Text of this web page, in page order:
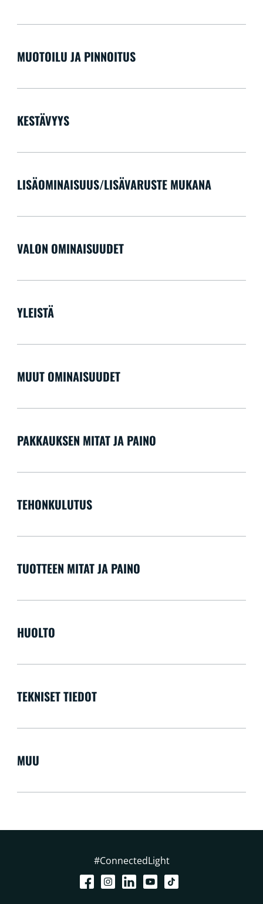
MUOTOILU JA PINNOITUS
KESTÄVYYS
LISÄOMINAISUUS/LISÄVARUSTE MUKANA
VALON OMINAISUUDET
YLEISTÄ
MUUT OMINAISUUDET
PAKKAUKSEN MITAT JA PAINO
TEHONKULUTUS
TUOTTEEN MITAT JA PAINO
HUOLTO
TEKNISET TIEDOT
MUU
#ConnectedLight